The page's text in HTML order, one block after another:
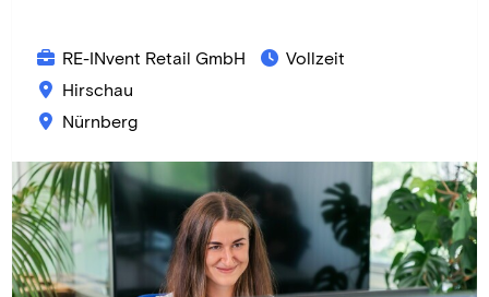
RE-INvent Retail GmbH
Hirschau
Nürnberg
Vollzeit